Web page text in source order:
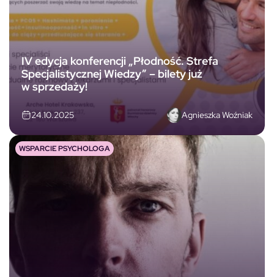
IV edycja konferencji „Płodność. Strefa
Specjalistycznej Wiedzy” – bilety już
w sprzedaży!
24.10.2025 Agnieszka Woźniak
WSPARCIE PSYCHOLOGA